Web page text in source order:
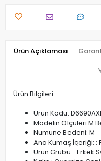
Ürün Açıklaması
Ürün Bilgileri
Ürün Kodu:
Modelin Ölçüleri M
Numune Bedeni: M
Ana Kumaş İçeriği: :
Ürün Grubu: : Erkek